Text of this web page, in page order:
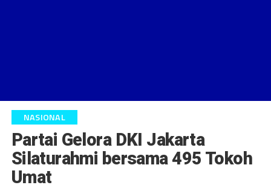
NASIONAL
Partai Gelora DKI Jakarta
Silaturahmi bersama 495 Tokoh
Umat